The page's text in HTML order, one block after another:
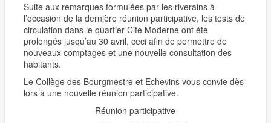
Suite aux remarques formulées par les riverains à
l’occasion de la dernière réunion participative, les tests de
circulation dans le quartier Cité Moderne ont été
prolongés jusqu’au 30 avril, ceci afin de permettre de
nouveaux comptages et une nouvelle consultation des
habitants.
Le Collège des Bourgmestre et Echevins vous convie dès
lors à une nouvelle réunion participative.
Réunion participative